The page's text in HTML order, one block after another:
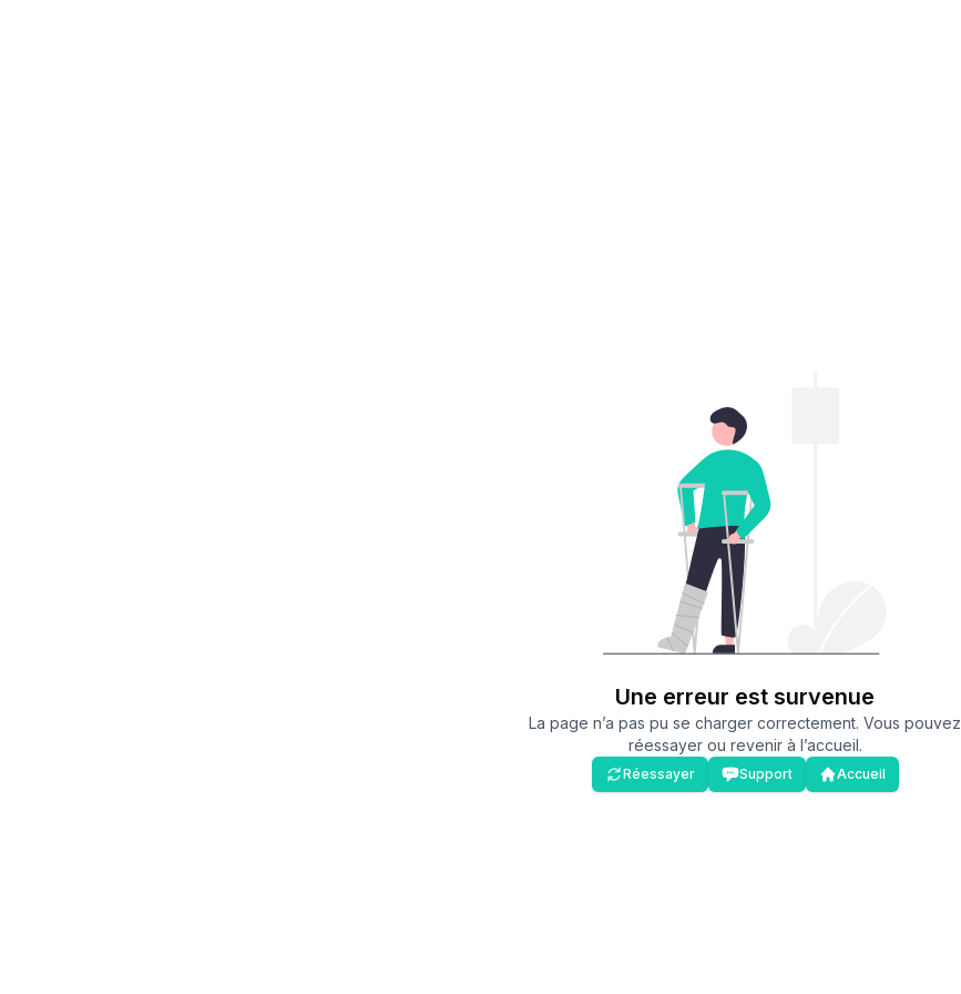
Une erreur est survenue
La page n’a pas pu se charger correctement. Vous pouvez
réessayer ou revenir à l’accueil.
Réessayer Support Accueil